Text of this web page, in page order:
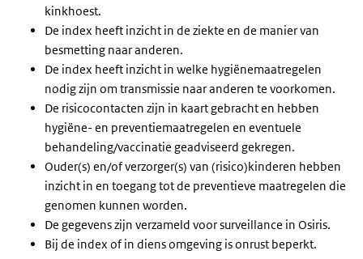
kinkhoest.
De index heeft inzicht in de ziekte en de manier van
besmetting naar anderen.
De index heeft inzicht in welke hygiënemaatregelen
nodig zijn om transmissie naar anderen te voorkomen.
De risicocontacten zijn in kaart gebracht en hebben
hygiëne- en preventiemaatregelen en eventuele
behandeling/vaccinatie geadviseerd gekregen.
Ouder(s) en/of verzorger(s) van (risico)kinderen hebben
inzicht in en toegang tot de preventieve maatregelen die
genomen kunnen worden.
De gegevens zijn verzameld voor surveillance in Osiris.
Bij de index of in diens omgeving is onrust beperkt.